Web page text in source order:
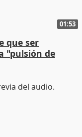
01:53
que ser
"pulsión de